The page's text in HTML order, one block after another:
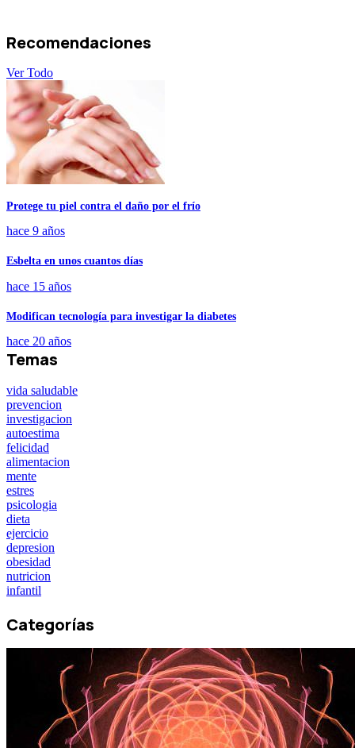
Recomendaciones
Ver Todo
Protege tu piel contra el daño por el frío
hace 9 años
Esbelta en unos cuantos días
hace 15 años
Modifican tecnología para investigar la diabetes
hace 20 años
Temas
vida saludable
prevencion
investigacion
autoestima
felicidad
alimentacion
mente
estres
psicologia
dieta
ejercicio
depresion
obesidad
nutricion
infantil
Categorías